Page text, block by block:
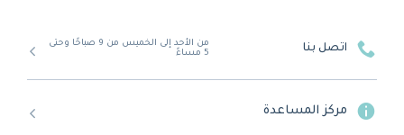
اتصل بنا
من الأحد إلى الخميس من 9 صباحًا وحتى
5 مساءً
مركز المساعدة